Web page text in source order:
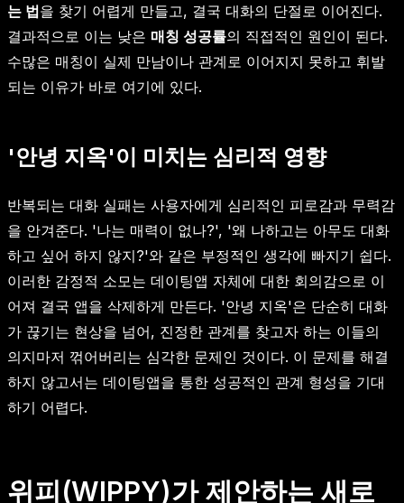
는 법을 찾기 어렵게 만들고, 결국 대화의 단절로 이어진다.
결과적으로 이는 낮은 매칭 성공률의 직접적인 원인이 된다.
수많은 매칭이 실제 만남이나 관계로 이어지지 못하고 휘발
되는 이유가 바로 여기에 있다.
'안녕 지옥'이 미치는 심리적 영향
반복되는 대화 실패는 사용자에게 심리적인 피로감과 무력감
을 안겨준다. '나는 매력이 없나?', '왜 나하고는 아무도 대화
하고 싶어 하지 않지?'와 같은 부정적인 생각에 빠지기 쉽다.
이러한 감정적 소모는 데이팅앱 자체에 대한 회의감으로 이
어져 결국 앱을 삭제하게 만든다. '안녕 지옥'은 단순히 대화
가 끊기는 현상을 넘어, 진정한 관계를 찾고자 하는 이들의
의지마저 꺾어버리는 심각한 문제인 것이다. 이 문제를 해결
하지 않고서는 데이팅앱을 통한 성공적인 관계 형성을 기대
하기 어렵다.
위피(WIPPY)가 제안하는 새로